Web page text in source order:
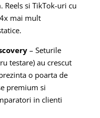
si TikTok-uri cu
mai mult
– Seturile
testare) au crescut
o poarta de
premium si
in clienti